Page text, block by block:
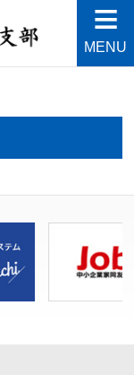
友会と
づくりを目指し
MENU